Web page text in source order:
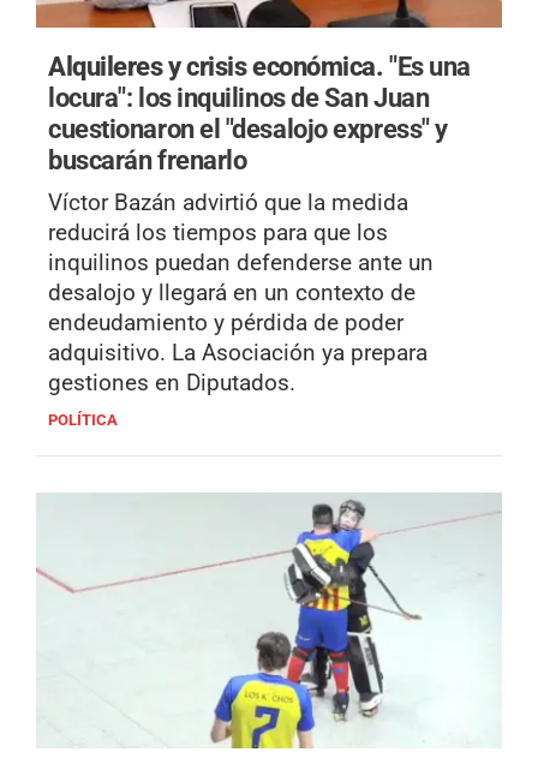
Alquileres y crisis económica."Es una
locura": los inquilinos de San Juan
cuestionaron el "desalojo express" y
buscarán frenarlo
Víctor Bazán advirtió que la medida
reducirá los tiempos para que los
inquilinos puedan defenderse ante un
desalojo y llegará en un contexto de
endeudamiento y pérdida de poder
adquisitivo. La Asociación ya prepara
gestiones en Diputados.
POLÍTICA